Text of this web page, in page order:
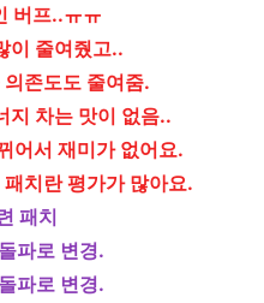
버프..ㅠㅠ
이 줄여줬고..
존도도 줄여줌.
지 차는 맛이 없음..
어서 재미가 없어요.
치란 평가가 많아요.
패치
파로 변경.
파로 변경.